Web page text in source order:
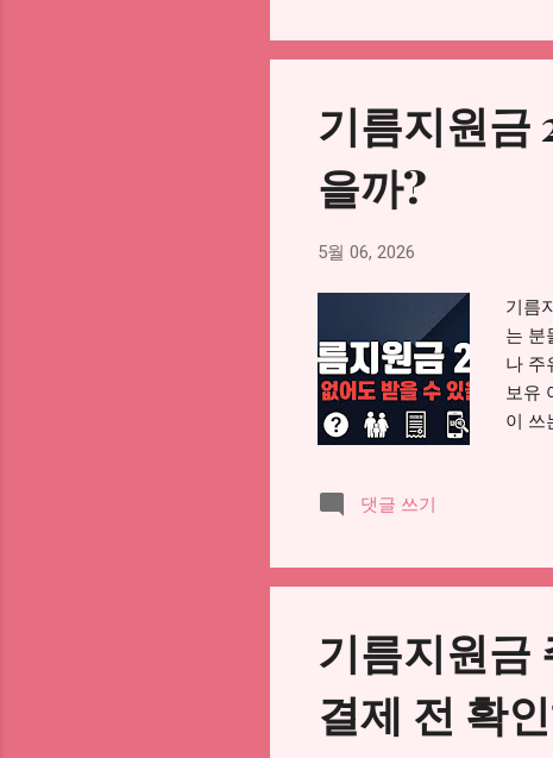
습니
부터
4.
자주
는 주
금
국
기름지원금
을까?
5월 06, 2026
기름
는 분
나 주
보유
이 쓰
신
문에
유가
다.
활비
라고
하며,
반
댓글 쓰기
기름지원금
결제 전 확